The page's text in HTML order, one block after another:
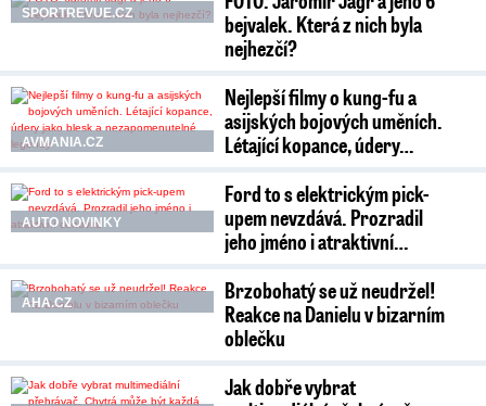
SPORTREVUE.CZ
bejvalek. Která z nich byla
nejhezčí?
AVMANIA.CZ
Nejlepší filmy o kung-fu a
asijských bojových uměních.
Létající kopance, údery…
AUTO NOVINKY
Ford to s elektrickým pick-
upem nevzdává. Prozradil
jeho jméno i atraktivní…
AHA.CZ
Brzobohatý se už neudržel!
Reakce na Danielu v bizarním
oblečku
Jak dobře vybrat